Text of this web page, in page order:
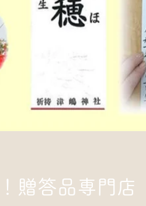
贈答品専門店